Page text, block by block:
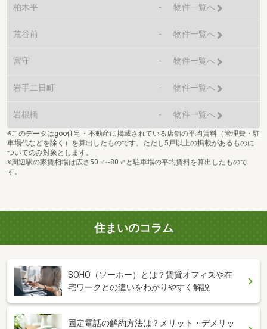
柏木平 - 物件一覧へ
荒谷前 - 物件一覧へ
宮守 - 物件一覧へ
岩手二日町 - 物件一覧へ
岩根橋 - 物件一覧へ
※このデータはgoo住宅・不動産に掲載されている店舗の平均賃料（管理費・駐
車場代などを除く）を算出したものです。ただし5戸以上の掲載があるものに
ついてのみ対象とします。
※周辺駅の家賃相場は広さ50㎡~80㎡と駐車場の平均賃料を算出したもので
す。
住まいのコラム
SOHO（ソーホー）とは？賃貸オフィスや在
宅ワークとの違いをわかりやすく解説
固定電話の解約方法は？メリット・デメリッ